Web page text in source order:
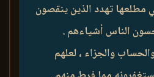
مطلعها تهدد الذين ينقصون
الناس أشياءهم .
والجزاء ، لعلهم